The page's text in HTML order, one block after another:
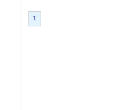
1